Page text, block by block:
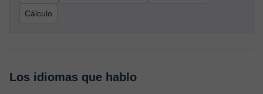
Cálculo
Los idiomas que hablo